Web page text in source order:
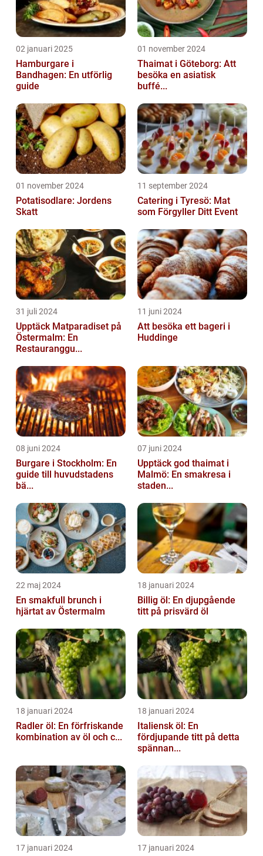
02 januari 2025
Hamburgare i
Bandhagen: En utförlig
guide
01 november 2024
Thaimat i Göteborg: Att
besöka en asiatisk
buffé...
01 november 2024
Potatisodlare: Jordens
Skatt
11 september 2024
Catering i Tyresö: Mat
som Förgyller Ditt Event
31 juli 2024
Upptäck Matparadiset på
Östermalm: En
Restauranggu...
11 juni 2024
Att besöka ett bageri i
Huddinge
08 juni 2024
Burgare i Stockholm: En
guide till huvudstadens
bä...
07 juni 2024
Upptäck god thaimat i
Malmö: En smakresa i
staden...
22 maj 2024
En smakfull brunch i
hjärtat av Östermalm
18 januari 2024
Billig öl: En djupgående
titt på prisvärd öl
18 januari 2024
Radler öl: En förfriskande
kombination av öl och c...
18 januari 2024
Italiensk öl: En
fördjupande titt på detta
spännan...
17 januari 2024 17 januari 2024